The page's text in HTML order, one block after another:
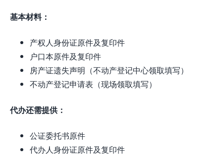
基本材料：
产权人身份证原件及复印件
户口本原件及复印件
房产证遗失声明（不动产登记中心领取填写）
不动产登记申请表（现场领取填写）
代办还需提供：
公证委托书原件
代办人身份证原件及复印件